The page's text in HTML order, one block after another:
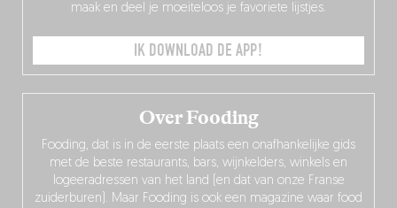
Over Fooding
Fooding, dat is in de eerste plaats een onafhankelijke gids
met de beste restaurants, bars, wijnkelders, winkels en
logeeradressen van het land (en dat van onze Franse
zuiderburen). Maar Fooding is ook een magazine waar food
maak en deel je moeiteloos je favoriete lijstjes.
IK DOWNLOAD DE APP!